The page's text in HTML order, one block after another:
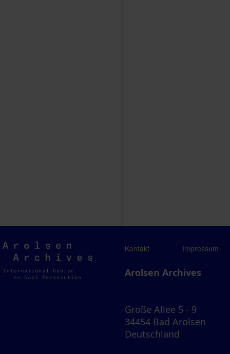
Arolsen
Archives
Kontakt Impressum
Arolsen Archives
Große Allee 5 - 9
34454 Bad Arolsen
Deutschland